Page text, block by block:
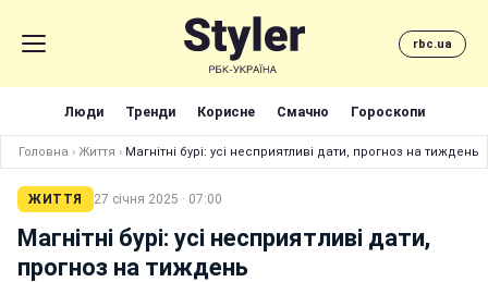
rbc.ua
Люди Тренди Корисне Смачно Гороскопи
Головна › Життя › Магнітні бурі: усі несприятливі дати, прогноз на тиждень
ЖИТТЯ 27 січня 2025 · 07:00
Магнітні бурі: усі несприятливі дати,
прогноз на тиждень